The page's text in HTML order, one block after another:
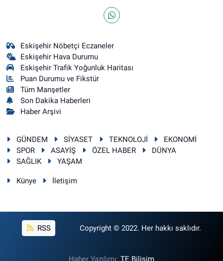
Eskişehir Nöbetçi Eczaneler
Eskişehir Hava Durumu
Eskişehir Trafik Yoğunluk Haritası
Puan Durumu ve Fikstür
Tüm Manşetler
Son Dakika Haberleri
Haber Arşivi
GÜNDEM SİYASET TEKNOLOJİ
EKONOMİ
SPOR
ASAYİŞ ÖZEL HABER
DÜNYA
SAĞLIK
YAŞAM
Künye İletişim
RSS Copyright © 2022. Her hakkı saklıdır.
Haber Yazılımı: TE Bilişim